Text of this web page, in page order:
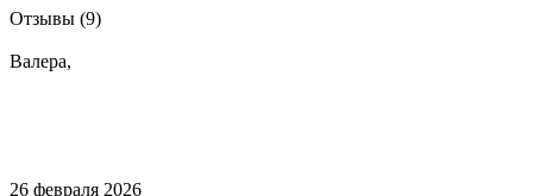
Отзывы (9)
Валера,
26 февраля 2026